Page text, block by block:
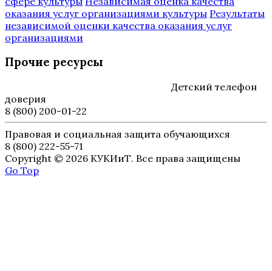
оказания услуг организациями культуры Результаты
независимой оценки качества оказания услуг
организациями
Прочие ресурсы
Детский телефон
доверия
8 (800) 200-01-22
Правовая и социальная защита обучающихся
8 (800) 222-55-71
Copyright © 2026 КУКИиТ. Все права защищены
Go Top